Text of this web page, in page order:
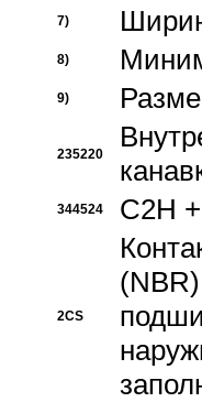
7)
8)
9)
235220
344524 C2H
2CS